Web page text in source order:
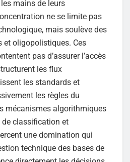
mains de leurs
ne se limite pas
mais soulève des
et oligopolistiques. Ces
pas d’assurer l’accès
les flux
les standards et
les règles du
mécanismes algorithmiques
classification et
une domination qui
technique des bases de